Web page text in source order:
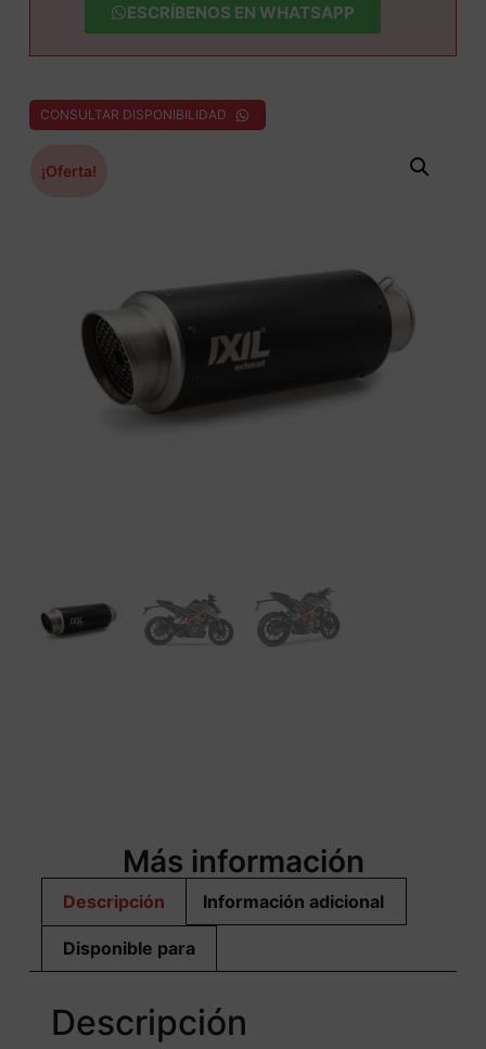
ESCRÍBENOS EN WHATSAPP
CONSULTAR DISPONIBILIDAD
¡Oferta!
Más información
Descripción Información adicional
Disponible para
Descripción